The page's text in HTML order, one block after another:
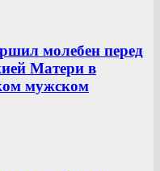
молебен перед
Матери в
мужском